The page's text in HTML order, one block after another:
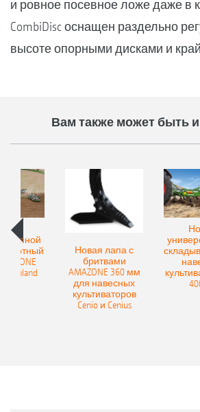
и ровное посевное ложе даже в
CombiDisc оснащен раздельно
высоте опорными дисками и
Вам также может быть
Onland
Новая лапа с
бритвами
AMAZONE 360 мм
для навесных
культиваторов
Cenio и Cenius